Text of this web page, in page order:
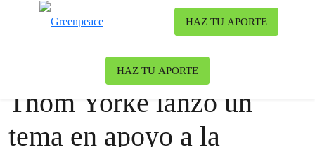
HAZ TU APORTE
HAZ TU APORTE
Thom Yorke lanzó un
tema en apoyo a la